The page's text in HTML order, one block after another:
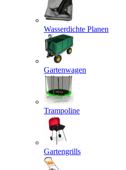
Wasserdichte Planen
Gartenwagen
Trampoline
Gartengrills